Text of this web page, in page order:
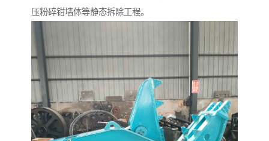
压粉碎钳墙体等静态拆除工程。